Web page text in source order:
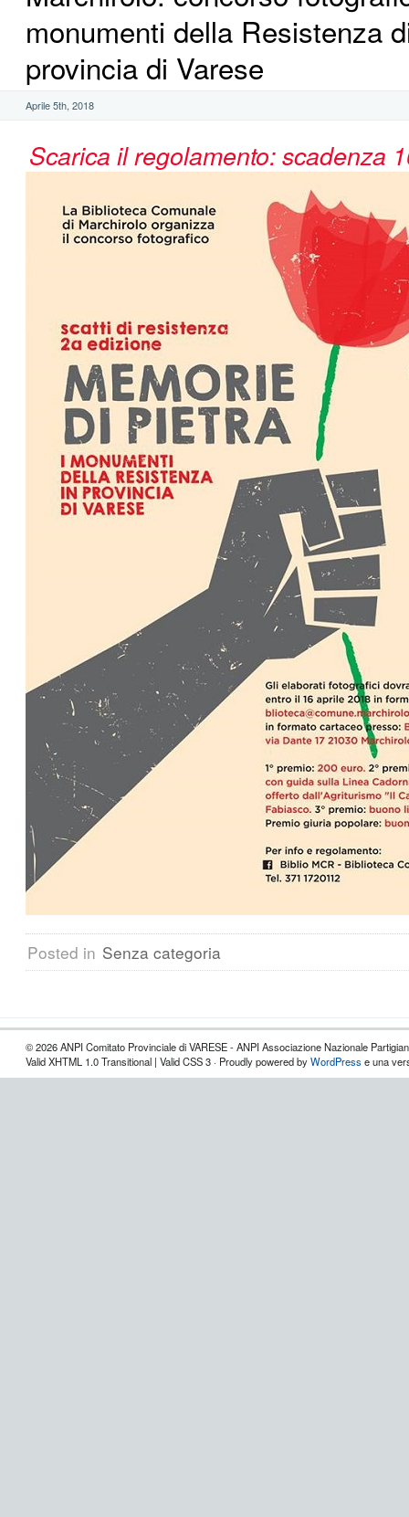
monumenti della Resistenza
provincia di Varese
Aprile 5th, 2018
Scarica il regolamento: scadenza
Posted in Senza categoria
© 2026 ANPI Comitato Provinciale di VARESE - ANPI Associazione Nazionale
Valid XHTML 1.0 Transitional | Valid CSS 3 · Proudly powered byWordPress e una